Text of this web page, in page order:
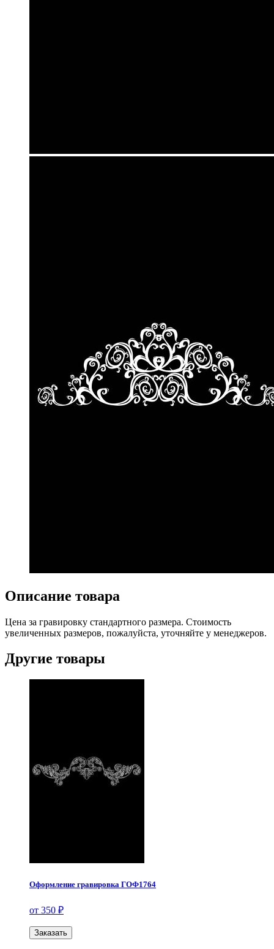
Описание товара
Цена за гравировку стандартного размера. Стоимость
увеличенных размеров, пожалуйста, уточняйте у менеджеров.
Другие товары
Оформление гравировка ГОФ1764
от 350 ₽
Заказать